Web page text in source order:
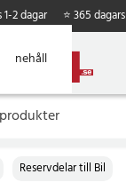
1-2 dagar ⭐ 365
Reservdelar till Bil